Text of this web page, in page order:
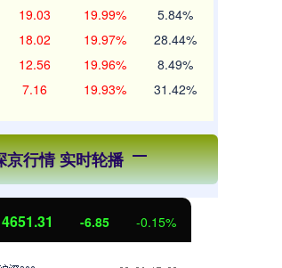
19.03 19.99% 5.84%
18.02 19.97% 28.44%
12.56 19.96% 8.49%
7.16 19.93% 31.42%
京行情 实时轮播
4651.31 -6.85 -0.15%